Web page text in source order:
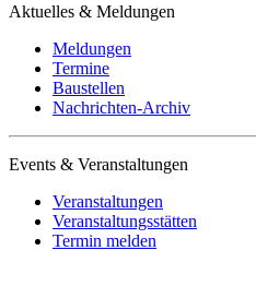
Aktuelles & Meldungen
Meldungen
Termine
Baustellen
Nachrichten-Archiv
Events & Veranstaltungen
Veranstaltungen
Veranstaltungsstätten
Termin melden